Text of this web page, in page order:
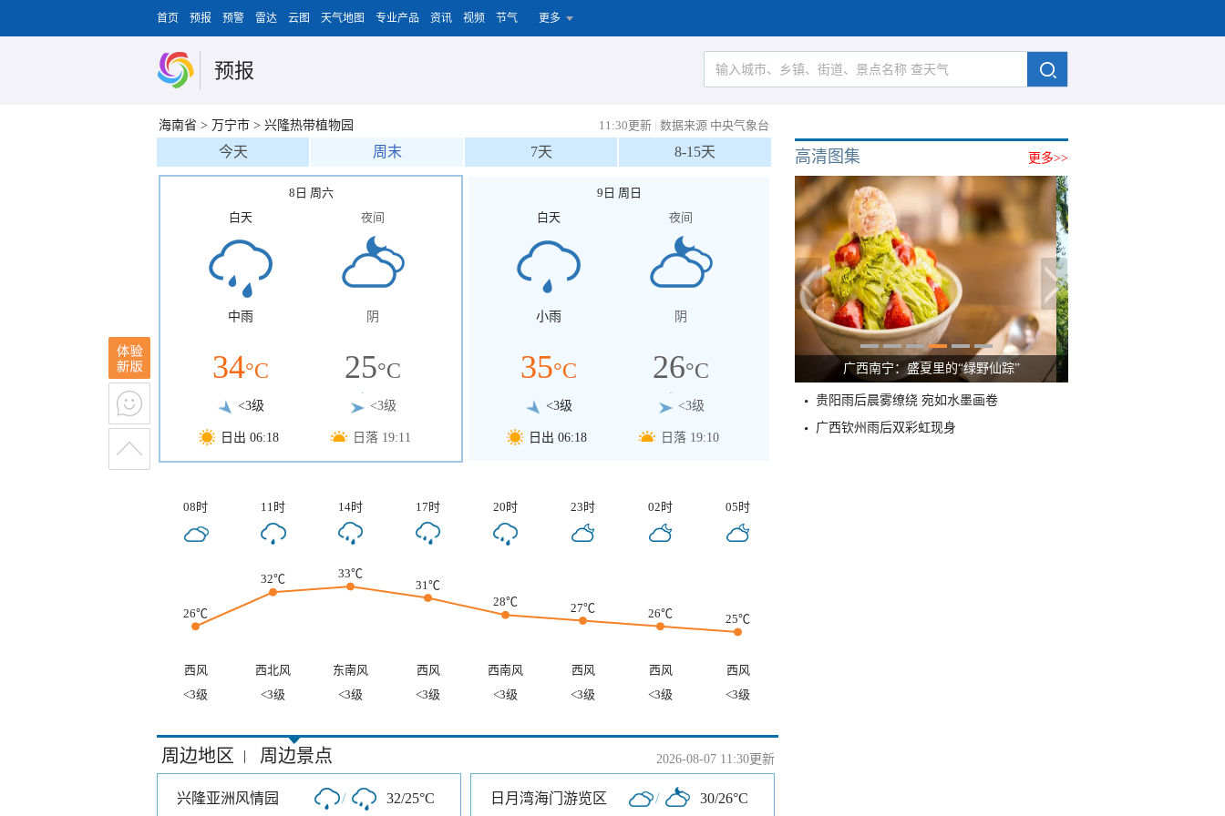
首页 预报 预警 雷达 云图 天气地图 专业产品 资讯 视频 节气 更多
预报
海南省 > 万宁市 > 兴隆热带植物园 11:30更新 | 数据来源 中央气象台
今天 周末 7天 8-15天
8日 周六
白天
中雨
34°C
<3级
日出 06:18
夜间
阴
25°C
<3级
日落 19:11
9日 周日
白天
小雨
35°C
<3级
日出 06:18
夜间
阴
26°C
<3级
日落 19:10
08时 11时 14时 17时 20时 23时 02时 05时
26℃
32℃
33℃
31℃
28℃
27℃ 26℃ 25℃
西风 西北风 东南风 西风 西南风 西风 西风
西风
<3级
<3级 <3级 <3级 <3级 <3级 <3级 <3级
周边地区 | 周边景点 2026-08-07 11:30更新
兴隆亚洲风情园 / 32/25°C 日月湾海门游览区 / 30/26°C
更多>>
高清图集
广西南宁：盛夏里的“绿野仙踪”
贵阳雨后晨雾缭绕 宛如水墨画卷
广西钦州雨后双彩虹现身